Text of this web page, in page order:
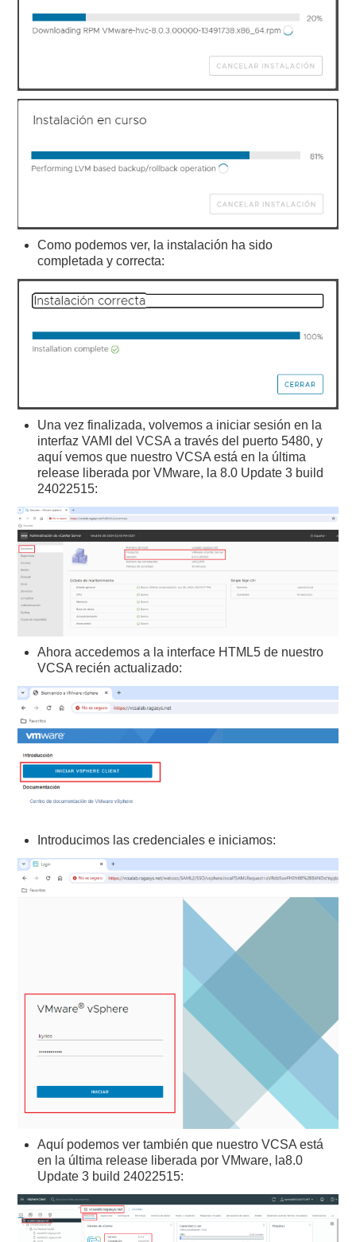
Como podemos ver, la instalación ha sido
completada y correcta:
Una vez finalizada, volvemos a iniciar sesión en la
interfaz VAMI del VCSA a través del puerto 5480, y
aquí vemos que nuestro VCSA está en la última
release liberada por VMware, la 8.0 Update 3 build
24022515:
Ahora accedemos a la interface HTML5 de nuestro
VCSA recién actualizado:
Introducimos las credenciales e iniciamos:
Aquí podemos ver también que nuestro VCSA está
en la última release liberada por VMware, la8.0
Update 3 build 24022515: